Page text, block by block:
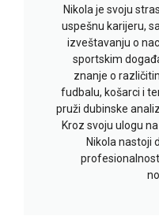
Nikola je svoju
uspešnu karijeru,
izveštavanju o
sportskim
znanje o
fudbalu, košarci i
pruži dubinske
Kroz svoju ulogu
Nikola nastoji